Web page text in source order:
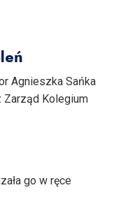
Agnieszka Sańka
Zarząd Kolegium
go w ręce